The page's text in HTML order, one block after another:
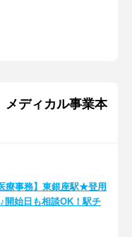
ディカル事業本
療事務】東銀座駅★登用
開始日も相談OK！駅チ